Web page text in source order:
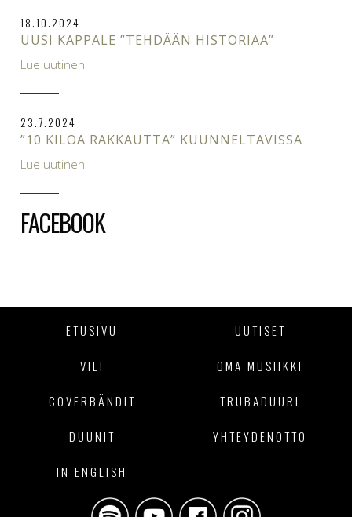
18.10.2024
UUSI KAPPALE ”TEHDÄÄN HISTORIAA”
Lue uutinen
23.7.2024
”10 KILOA RAKKAUTTA” KUUNNELTAVISSA
Lue uutinen
FACEBOOK
ETUSIVU UUTISET
VILI OMA MUSIIKKI
COVERBÄNDIT TRUBADUURI
DUUNIT YHTEYDENOTTO
IN ENGLISH